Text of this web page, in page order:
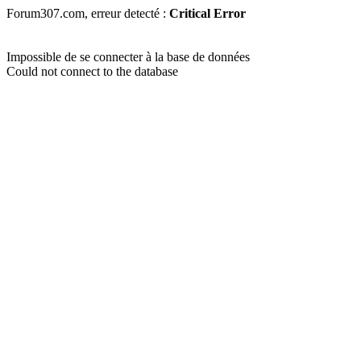
Forum307.com, erreur detecté : Critical Error
Impossible de se connecter à la base de données
Could not connect to the database